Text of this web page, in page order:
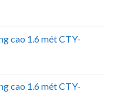
cao 1.6 mét CTY-
cao 1.6 mét CTY-